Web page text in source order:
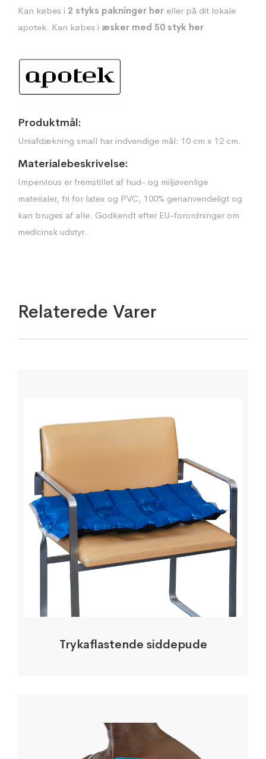
Kan købes i 2 styks pakninger her eller på dit lokale
apotek. Kan købes i æsker med 50 styk her
Produktmål:
Uniafdækning small har indvendige mål: 10 cm x 12 cm.
Materialebeskrivelse:
Impervious er fremstillet af hud- og miljøvenlige
materialer, fri for latex og PVC, 100% genanvendeligt og
kan bruges af alle. Godkendt efter EU-forordninger om
medicinsk udstyr.
Relaterede Varer
Trykaflastende siddepude